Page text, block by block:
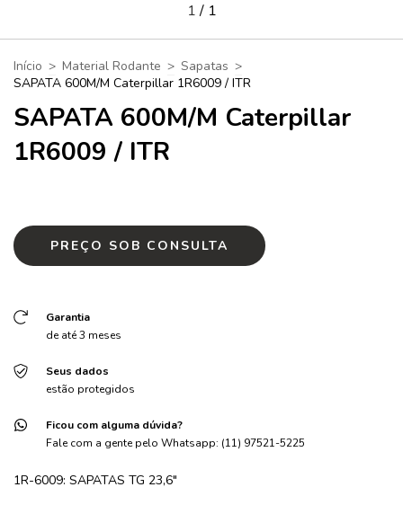
1/ 1
Início > Material Rodante > Sapatas >
SAPATA 600M/M Caterpillar 1R6009 / ITR
SAPATA 600M/M Caterpillar
1R6009 / ITR
Garantia
de até 3 meses
Seus dados
estão protegidos
Ficou com alguma dúvida?
Fale com a gente pelo Whatsapp: (11) 97521-5225
1R-6009: SAPATAS TG 23,6"